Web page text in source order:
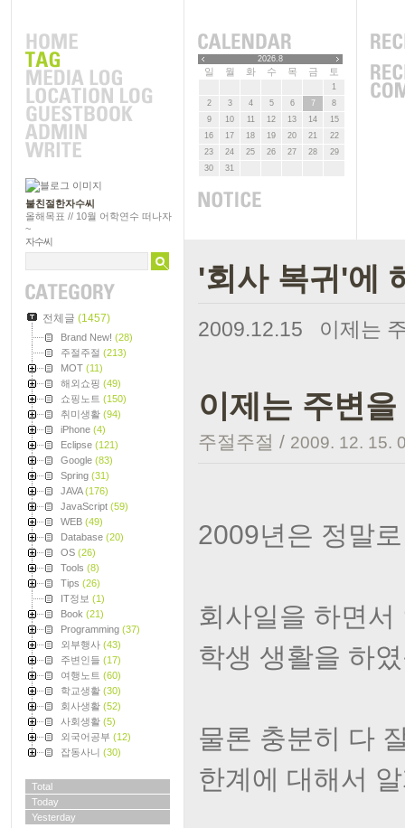
불친절한자수씨
올해목표 // 10월 어학연수 떠나자
~
자수씨
전체글 (1457)
Brand New! (28)
주절주절 (213)
MOT (11)
해외쇼핑 (49)
쇼핑노트 (150)
취미생활 (94)
iPhone (4)
Eclipse (121)
Google (83)
Spring (31)
JAVA(176)
JavaScript (59)
WEB (49)
Database (20)
OS (26)
Tools (8)
Tips (26)
IT정보 (1)
Book (21)
Programming (37)
외부행사 (43)
주변인들 (17)
여행노트 (60)
학교생활 (30)
회사생활 (52)
사회생활 (5)
외국어공부 (12)
잡동사니 (30)
Total
Today
Yesterday
2026.8
일 월 화 수 목 금 토
1
2
3 4 5 6 7
8
9
10 11 12 13 14
15
16
17 18 19 20 21
22
23
24 25 26 27 28
29
30
31
'회사 복귀'에
2009.12.15 이제는
이제는 주변
주절주절 / 2009. 12. 15.
2009년은 정말
회사일을 하면
학생 생활을 하
물론 충분히 다
한계에 대해서